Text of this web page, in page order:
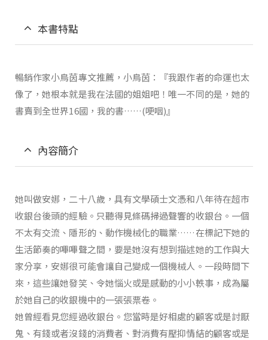
本書特點
暢銷作家小鳥茵專文推薦，小鳥茵：『我跟作者的命運也太
像了，她根本就是我在法國的姐姐吧！唯一不同的是，她的
書賣到全世界16國，我的書……(哽咽)』
內容簡介
她叫做安娜，二十八歲，具有文學碩士文憑和八年待在超市
收銀台後頭的經驗。只聽得見條碼掃過聲響的收銀台。一個
不太有交流、隱形的、動作機械化的職業……在標記下她的
生活節奏的嗶嗶聲之間，要是她沒有想到描述她的工作與大
家分享，安娜很可能會讓自己變成一個機械人。一段時間下
來，這些讓她發笑、令她惱火或是感動的小小軼事，成為屬
於她自己的收銀機中的一張張票卷。
她曾經看見您經過收銀台。您當時是好相處的顧客或是討厭
鬼、有錢或者沒錢的消費者、對消費有壓抑情結的顧客或是